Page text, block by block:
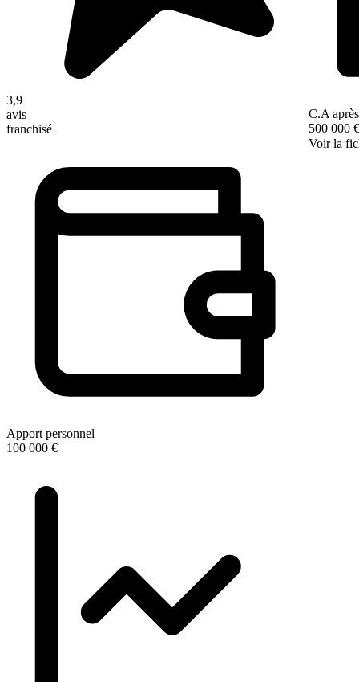
3,9
avis
franchisé
Apport personnel
100 000 €
C.A
500 000 €
Voir la